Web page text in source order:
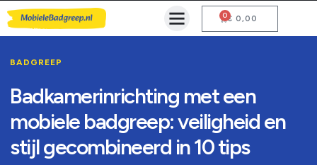
€ 0,00
0
BADGREEP
Badkamerinrichting met een
mobiele badgreep: veiligheid en
stijl gecombineerd in 10 tips